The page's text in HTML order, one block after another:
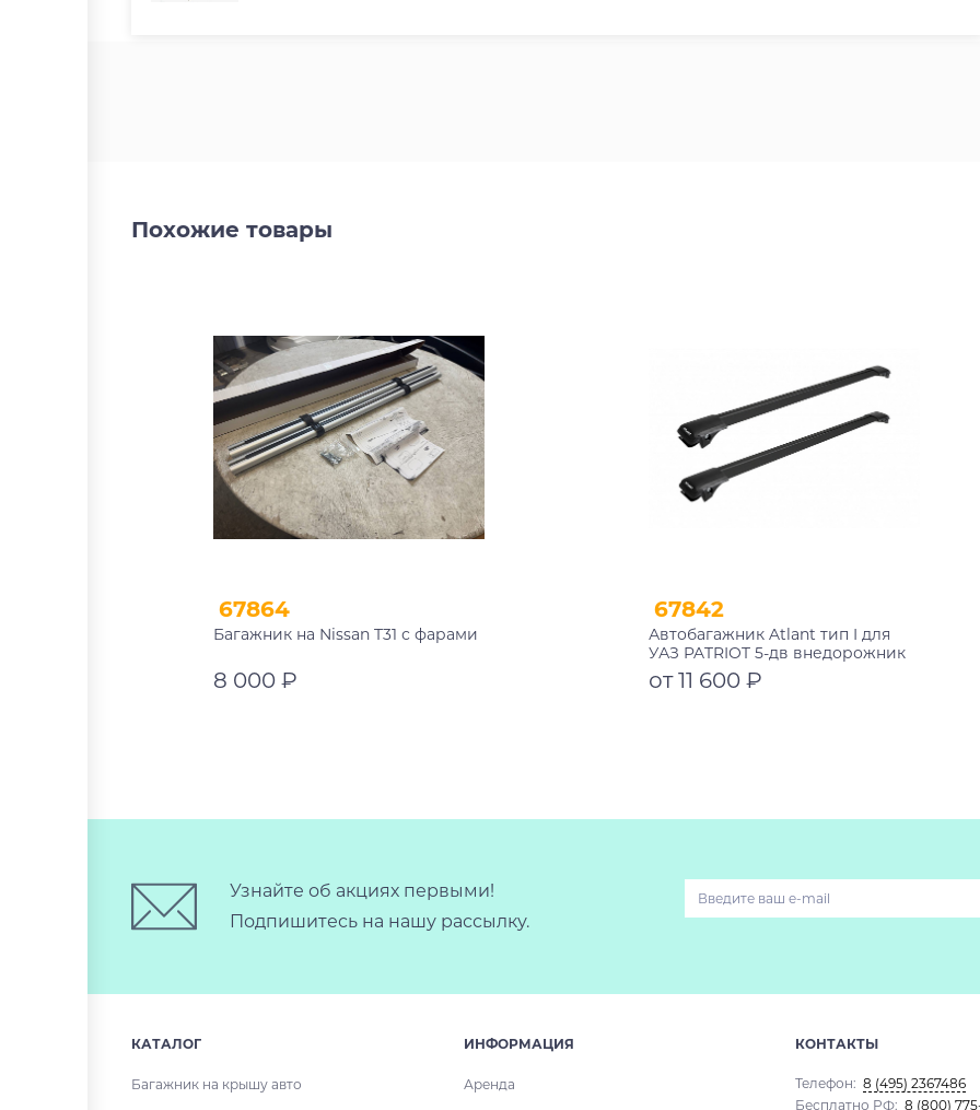
Похожие товары
67864
Багажник на Nissan T31 с фарами
8 000 ₽
67842
Автобагажник Atlant тип I для
УАЗ PATRIOT 5-дв внедорожник
2005-2023 рейлинги черные дуги
1050/1050 мм 10002+11117+11117
от 11 600 ₽
Узнайте об акциях первыми!
Подпишитесь на нашу рассылку.
КАТАЛОГ
Багажник на крышу авто
ИНФОРМАЦИЯ
Аренда
КОНТАКТЫ
Телефон: 8 (495) 2367486
Бесплатно РФ: 8 (800)